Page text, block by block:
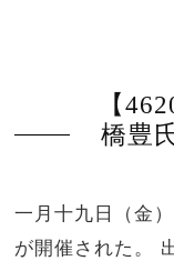
【
橋豊
一月十九日（金
が開催された。